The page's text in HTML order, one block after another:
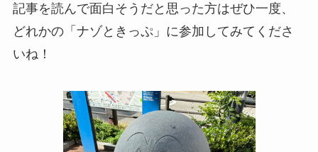
記事を読んで面白そうだと思った方はぜひ一度、
どれかの「ナゾときっぷ」に参加してみてくださ
いね！